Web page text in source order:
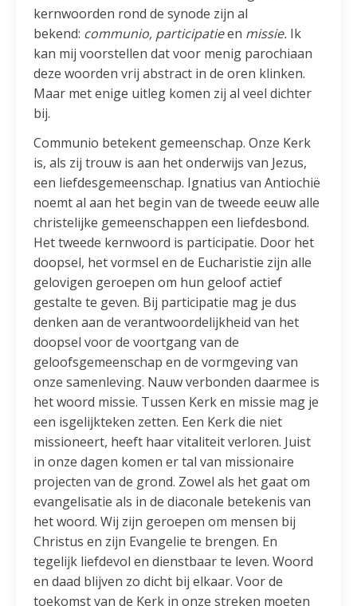
kernwoorden rond de synode zijn al
bekend: communio, participatieen missie. Ik
kan mij voorstellen dat voor menig parochiaan
deze woorden vrij abstract in de oren klinken.
Maar met enige uitleg komen zij al veel dichter
bij.
Communio betekent gemeenschap. Onze Kerk
is, als zij trouw is aan het onderwijs van Jezus,
een liefdesgemeenschap. Ignatius van Antiochië
noemt al aan het begin van de tweede eeuw alle
christelijke gemeenschappen een liefdesbond.
Het tweede kernwoord is participatie. Door het
doopsel, het vormsel en de Eucharistie zijn alle
gelovigen geroepen om hun geloof actief
gestalte te geven. Bij participatie mag je dus
denken aan de verantwoordelijkheid van het
doopsel voor de voortgang van de
geloofsgemeenschap en de vormgeving van
onze samenleving. Nauw verbonden daarmee is
het woord missie. Tussen Kerk en missie mag je
een isgelijkteken zetten. Een Kerk die niet
missioneert, heeft haar vitaliteit verloren. Juist
in onze dagen komen er tal van missionaire
projecten van de grond. Zowel als het gaat om
evangelisatie als in de diaconale betekenis van
het woord. Wij zijn geroepen om mensen bij
Christus en zijn Evangelie te brengen. En
tegelijk liefdevol en dienstbaar te leven. Woord
en daad blijven zo dicht bij elkaar. Voor de
toekomst van de Kerk in onze streken moeten